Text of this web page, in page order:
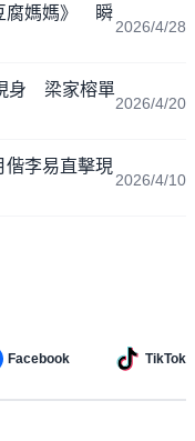
腐媽媽》 瞬
2026/4/28
身 梁家榕單
2026/4/20
李易直擊現
2026/4/10
Facebook TikTok